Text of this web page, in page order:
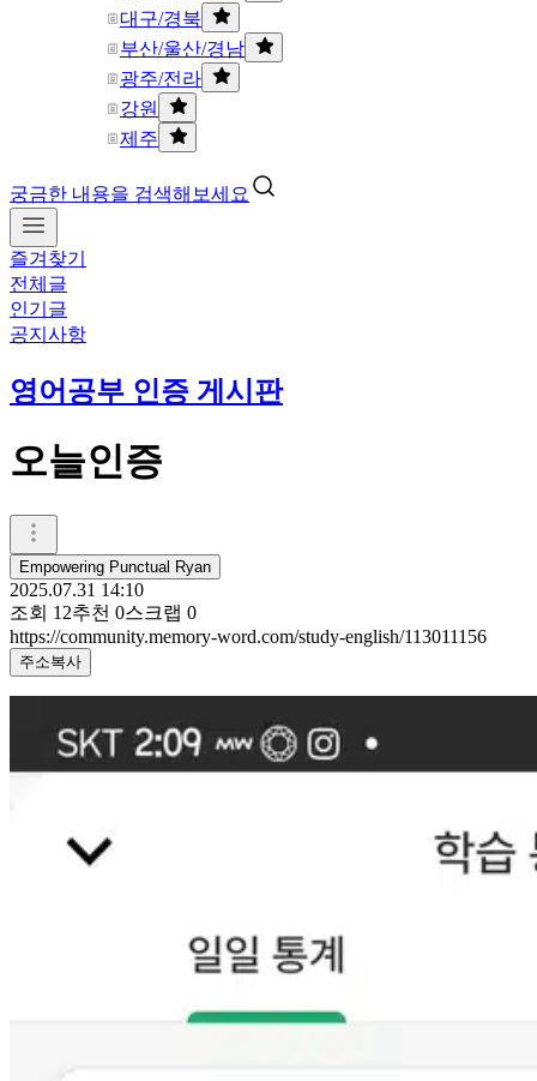
대구/경북
부산/울산/경남
광주/전라
강원
제주
궁금한 내용을 검색해보세요
즐겨찾기
전체글
인기글
공지사항
영어공부 인증 게시판
오늘인증
Empowering Punctual Ryan
2025.07.31 14:10
조회 12추천 0스크랩 0
https://community.memory-word.com/study-english/113011156
주소복사